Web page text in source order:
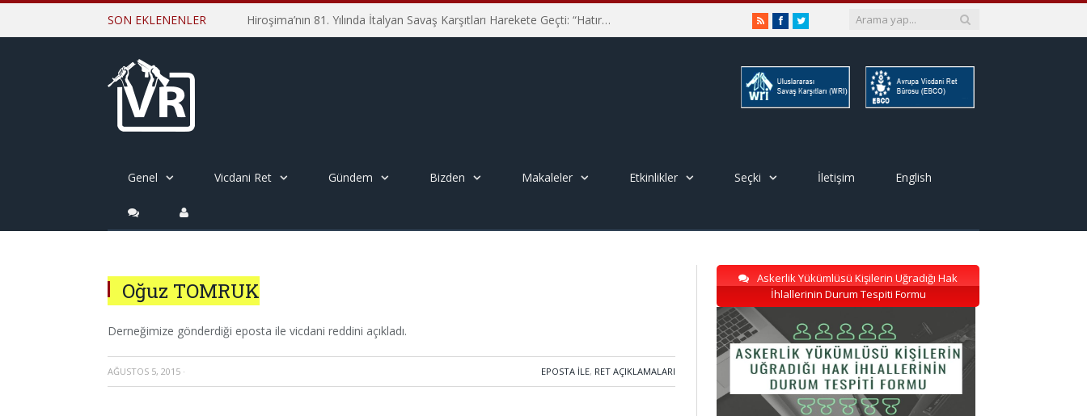
SON EKLENENLER Hiroşima’nın 81. Yılında İtalyan Savaş Karşıtları Harekete Geçti: “Hatırlamak yeterli değil” RSSFacebookTwitter
Genel Vicdani Ret Gündem Bizden Makaleler Etkinlikler Seçki İletişim English
Oğuz TOMRUK
Derneğimize gönderdiği eposta ile vicdani reddini açıkladı.
AĞUSTOS 5, 2015 · EPOSTA ILE, RET AÇIKLAMALARI
Askerlik Yükümlüsü Kişilerin Uğradığı Hak
İhlallerinin Durum Tespiti Formu